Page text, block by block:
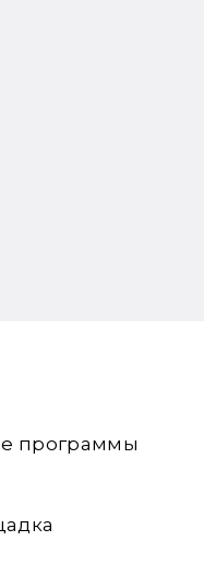
программы